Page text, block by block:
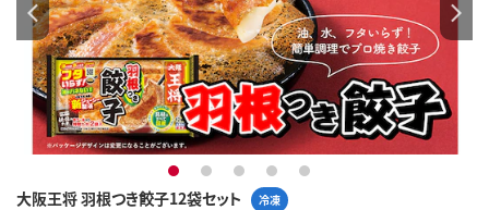
大阪王将 羽根つき餃子12袋セット 冷凍
1 2 3 4 5